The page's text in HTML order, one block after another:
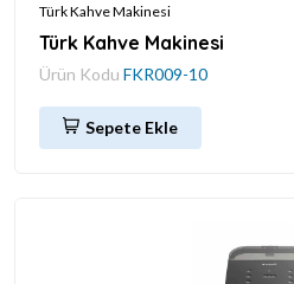
Türk Kahve Makinesi
Türk Kahve Makinesi
Ürün Kodu FKR009-10
Sepete Ekle